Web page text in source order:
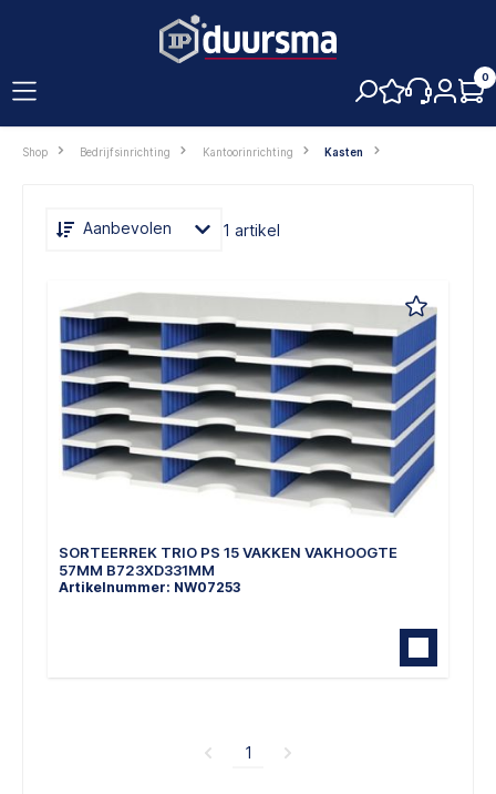
0
Shop Bedrijfsinrichting Kantoorinrichting Kasten
Aanbevolen 1 artikel
SORTEERREK TRIO PS 15 VAKKEN VAKHOOGTE
57MM B723XD331MM
Artikelnummer: NW07253
1